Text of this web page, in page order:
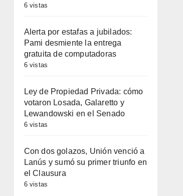
6 vistas
Alerta por estafas a jubilados:
Pami desmiente la entrega
gratuita de computadoras
6 vistas
Ley de Propiedad Privada: cómo
votaron Losada, Galaretto y
Lewandowski en el Senado
6 vistas
Con dos golazos, Unión venció a
Lanús y sumó su primer triunfo en
el Clausura
6 vistas